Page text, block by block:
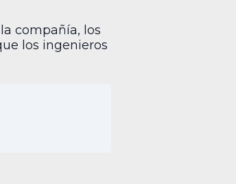
compañía, los
los ingenieros